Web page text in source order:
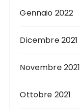
Gennaio 2022
Dicembre 2021
Novembre 2021
Ottobre 2021